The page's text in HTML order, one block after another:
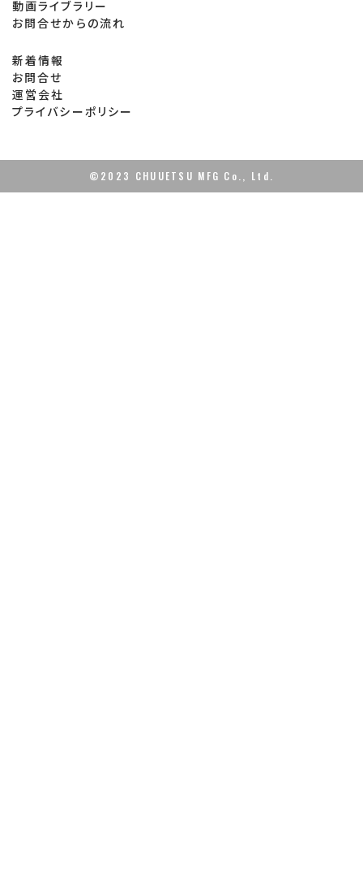
動画ライブラリー
お問合せからの流れ
新着情報
お問合せ
運営会社
プライバシーポリシー
©2023 CHUUETSU MFG Co., Ltd.